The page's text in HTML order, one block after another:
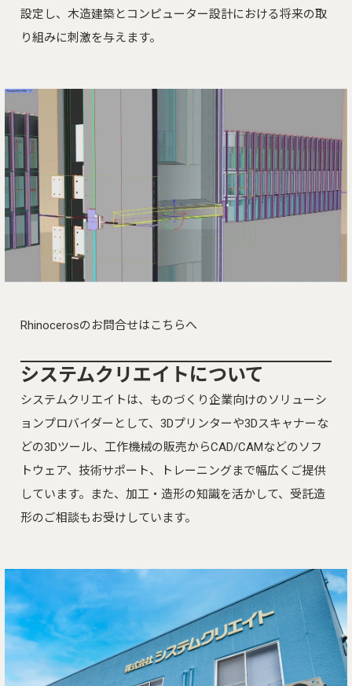
設定し、木造建築とコンピューター設計における将来の取
り組みに刺激を与えます。
Rhinocerosのお問合せはこちらへ
システムクリエイトについて
システムクリエイトは、ものづくり企業向けのソリューシ
ョンプロバイダーとして、3Dプリンターや3Dスキャナーな
どの3Dツール、工作機械の販売からCAD/CAMなどのソフ
トウェア、技術サポート、トレーニングまで幅広くご提供
しています。また、加工・造形の知識を活かして、受託造
形のご相談もお受けしています。